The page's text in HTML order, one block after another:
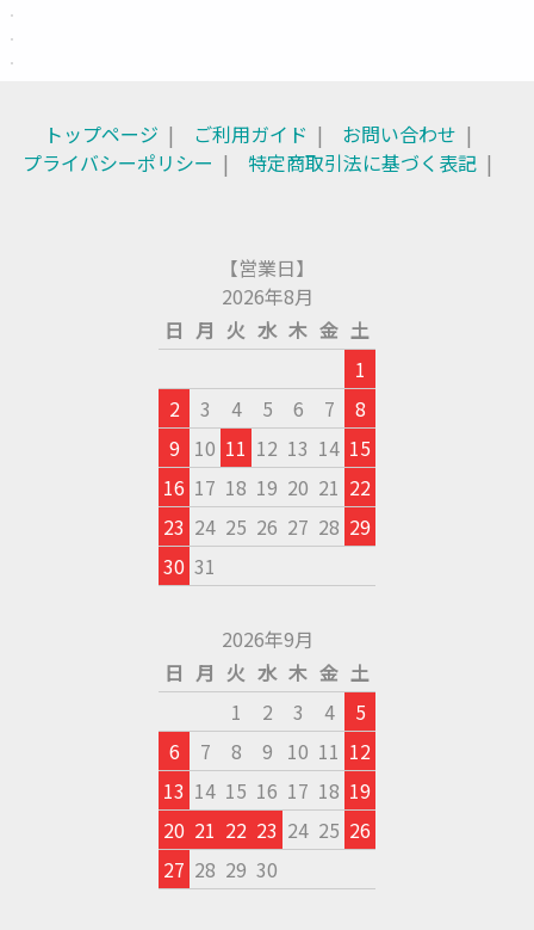
トップページ ご利用ガイド
お問い合わせ
プライバシーポリシー
特定商取引法に基づく表記
【営業日】
2026年8月
日 月 火 水 木 金 土
1
2
3 4 5 6 7
8
9 10 11 12 13 14 15
16 17 18 19 20 21 22
23 24 25 26 27 28 29
30 31
2026年9月
日 月 火 水 木 金 土
1
2 3 4
5
6
7 8 9 10 11 12
13 14 15 16 17 18 19
20 21 22 23 24 25 26
27 28 29 30